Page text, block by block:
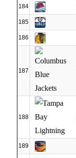
184
185
186
187
188
189